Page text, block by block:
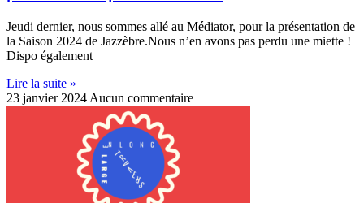
Jeudi dernier, nous sommes allé au Médiator, pour la présentation de
la Saison 2024 de Jazzèbre.Nous n’en avons pas perdu une miette !
Dispo également
Lire la suite »
23 janvier 2024 Aucun commentaire